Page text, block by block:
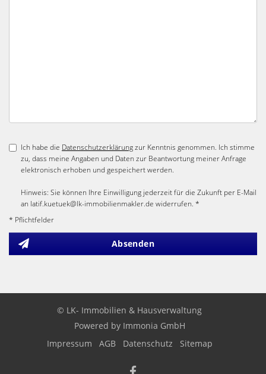
Ich habe die Datenschutzerklärungzur Kenntnis genommen. Ich stimme
zu, dass meine Angaben und Daten zur Beantwortung meiner Anfrage
elektronisch erhoben und gespeichert werden.
Hinweis: Sie können Ihre Einwilligung jederzeit für die Zukunft per E-Mail
an latif.kuetuek@lk-immobilienmakler.de widerrufen. *
* Pflichtfelder
Absenden
© LK- Immobilien & Hausverwaltung
Powered by Immonia GmbH
Impressum
AGB Datenschutz Sitemap